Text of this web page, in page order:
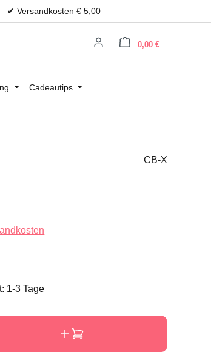
✔ Versandkosten € 5,00
0,00 €
Cadeautips
CB-X
1-3 Tage
den gewünschten Wert ein